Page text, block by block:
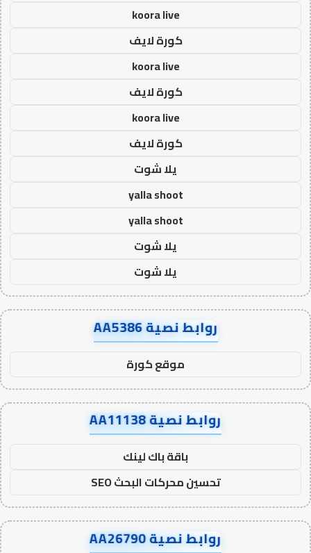
koora live
كورة لايف
koora live
كورة لايف
koora live
كورة لايف
يلا شوت
yalla shoot
yalla shoot
يلا شوت
يلا شوت
روابط نصية AA5386
موقع كورة
روابط نصية AA11138
باقة باك لينك
تحسين محركات البحث SEO
روابط نصية AA26790